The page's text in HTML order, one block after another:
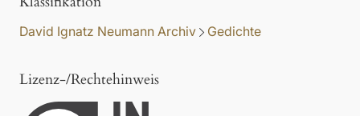
David Ignatz Neumann Archiv Gedichte
Lizenz-/Rechtehinweis